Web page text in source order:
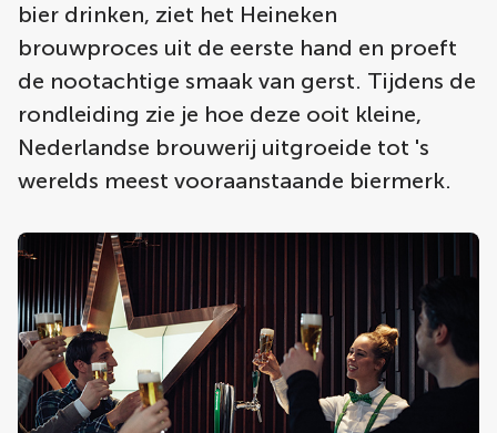
bier drinken, ziet het Heineken
brouwproces uit de eerste hand en proeft
de nootachtige smaak van gerst. Tijdens de
rondleiding zie je hoe deze ooit kleine,
Nederlandse brouwerij uitgroeide tot 's
werelds meest vooraanstaande biermerk.